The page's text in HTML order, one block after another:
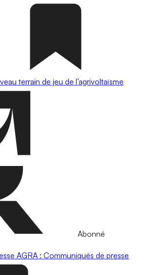
terrain de jeu de l’agrivoltaïsme
Abonné
AGRA : Communiqués de presse